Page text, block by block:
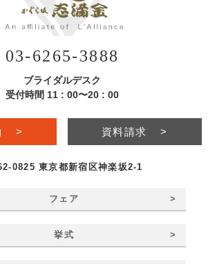
03-6265-3888
ブライダルデスク
受付時間 11 : 00〜20 : 00
> 資料請求 >
0825 東京都新宿区神楽坂2-1
フェア >
挙式 >